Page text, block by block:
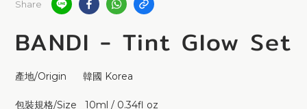
Share
BANDI - Tint Glow Set
產地/Origin      韓國 Korea
包裝規格/Size   10ml / 0.34fl oz